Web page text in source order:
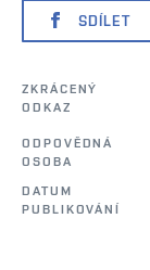
SDÍLET
ZKRÁCENÝ
ODKAZ
ODPOVĚDNÁ
OSOBA
DATUM
PUBLIKOVÁNÍ